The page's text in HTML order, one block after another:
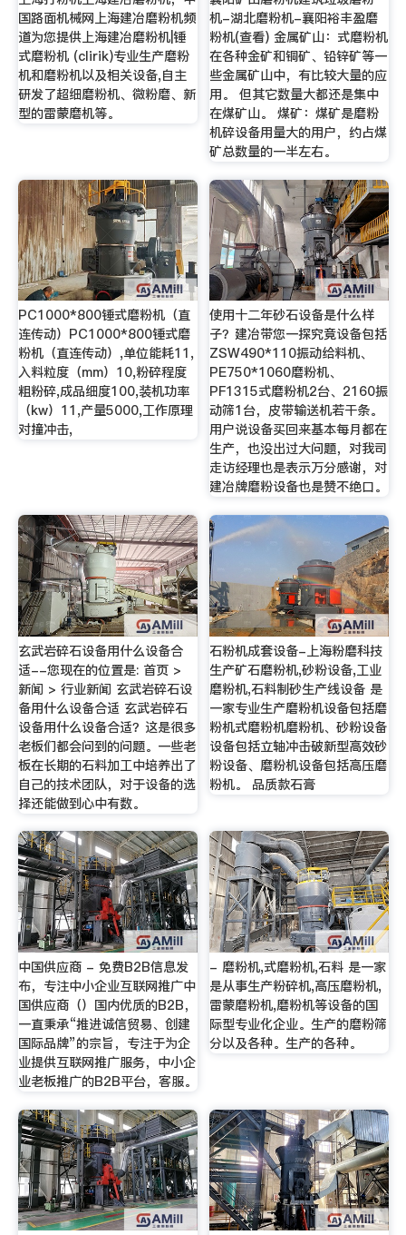
国路面机械网上海建冶磨粉机频
道为您提供上海建冶磨粉机|锤
式磨粉机 (clirik)专业生产磨粉
机和磨粉机以及相关设备,自主
研发了超细磨粉机、微粉磨、新
型的雷蒙磨机等。
机-湖北磨粉机-襄阳裕丰盈磨
粉机(查看) 金属矿山：式磨粉机
在各种金矿和铜矿、铅锌矿等一
些金属矿山中，有比较大量的应
用。 但其它数量大都还是集中
在煤矿山。 煤矿：煤矿是磨粉
机碎设备用量大的用户，约占煤
矿总数量的一半左右。
PC1000*800锤式磨粉机（直
连传动）PC1000*800锤式磨
粉机（直连传动）,单位能耗11,
入料粒度（mm）10,粉碎程度
粗粉碎,成品细度100,装机功率
（kw）11,产量5000,工作原理
对撞冲击,
使用十二年砂石设备是什么样
子？建冶带您一探究竟设备包括
ZSW490*110振动给料机、
PE750*1060磨粉机、
PF1315式磨粉机2台、2160振
动筛1台，皮带输送机若干条。
用户说设备买回来基本每月都在
生产，也没出过大问题，对我司
走访经理也是表示万分感谢，对
建冶牌磨粉设备也是赞不绝口。
玄武岩碎石设备用什么设备合
适--您现在的位置是: 首页 >
新闻 > 行业新闻 玄武岩碎石设
备用什么设备合适 玄武岩碎石
设备用什么设备合适？这是很多
老板们都会问到的问题。一些老
板在长期的石料加工中培养出了
自己的技术团队，对于设备的选
择还能做到心中有数。
石粉机成套设备-上海粉磨科技
生产矿石磨粉机,砂粉设备,工业
磨粉机,石料制砂生产线设备 是
一家专业生产磨粉机设备包括磨
粉机式磨粉机磨粉机、砂粉设备
设备包括立轴冲击破新型高效砂
粉设备、磨粉机设备包括高压磨
粉机。 品质款石膏
中国供应商 - 免费B2B信息发
布，专注中小企业互联网推广中
国供应商（）国内优质的B2B，
一直秉承“推进诚信贸易、创建
国际品牌”的宗旨，专注于为企
业提供互联网推广服务，中小企
业老板推广的B2B平台，客服。
- 磨粉机,式磨粉机,石料 是一家
是从事生产粉碎机,高压磨粉机,
雷蒙磨粉机,磨粉机等设备的国
际型专业化企业。生产的磨粉筛
分以及各种。生产的各种。